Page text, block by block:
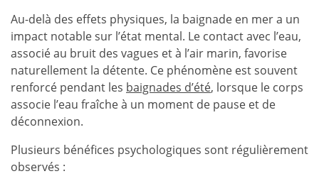
Au-delà des effets physiques, la baignade en mer a un
impact notable sur l’état mental. Le contact avec l’eau,
associé au bruit des vagues et à l’air marin, favorise
naturellement la détente. Ce phénomène est souvent
renforcé pendant les baignades d’été, lorsque le corps
associe l’eau fraîche à un moment de pause et de
déconnexion.
Plusieurs bénéfices psychologiques sont régulièrement
observés :